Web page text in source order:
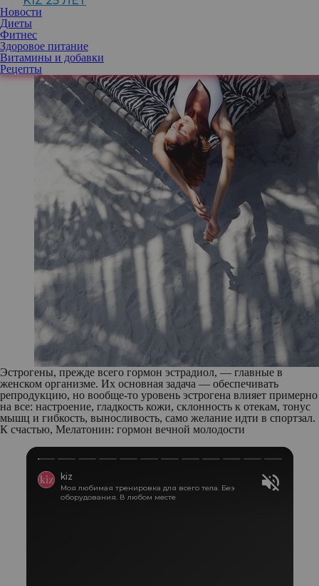
Новости
Диеты
Фитнес
Здоровое питание
Витамины и добавки
Рецепты
Эстрогены, прежде всего гормон эстрадиол, — главные в
женском организме. Их основная задача — обеспечивать
репродукцию, но вообще-то уровень эстрогена влияет примерно
на все: настроение, гладкость кожи, склонность к отекам, тонус
мышц и гибкость, выносливость, само желание идти в спортзал.
К счастью, Мелатонин: гормон вечной молодости